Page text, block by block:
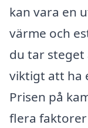
kan vara en
värme och
du tar steget
viktigt att ha
Prisen på
flera faktorer